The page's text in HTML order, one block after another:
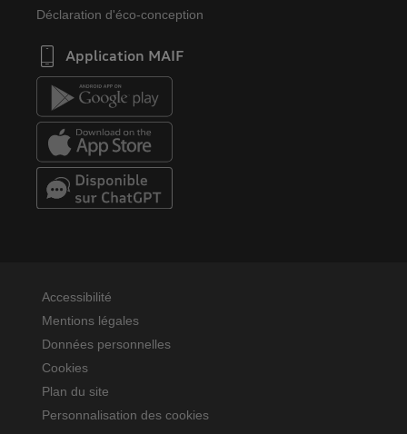
Déclaration d'éco-conception
Application MAIF
Accessibilité
Mentions légales
Données personnelles
Cookies
Plan du site
Personnalisation des cookies